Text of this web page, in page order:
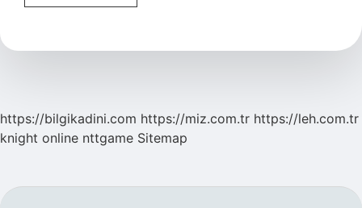
Ne
https://bilgikadini.com https://miz.com.tr https://leh.com.tr
knight online nttgame Sitemap